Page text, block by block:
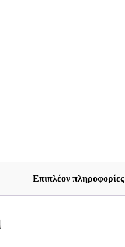
Επιπλέον πληροφορίες